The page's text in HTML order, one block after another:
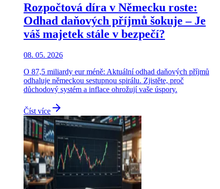
Rozpočtová díra v Německu roste:
Odhad daňových příjmů šokuje – Je
váš majetek stále v bezpečí?
08. 05. 2026
O 87,5 miliardy eur méně: Aktuální odhad daňových příjmů
odhaluje německou sestupnou spirálu. Zjistěte, proč
důchodový systém a inflace ohrožují vaše úspory.
Číst více